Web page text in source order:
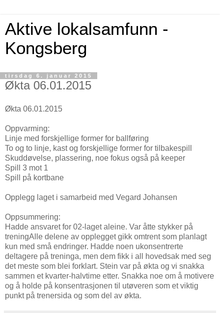
Aktive lokalsamfunn -
Kongsberg
tirsdag 6. januar 2015
Økta 06.01.2015
Økta 06.01.2015
Oppvarming:
Linje med forskjellige former for ballføring
To og to linje, kast og forskjellige former for tilbakespill
Skuddøvelse, plassering, noe fokus også på keeper
Spill 3 mot 1
Spill på kortbane
Opplegg laget i samarbeid med Vegard Johansen
Oppsummering:
Hadde ansvaret for 02-laget aleine. Var åtte stykker på
treningAlle delene av opplegget gikk omtrent som planlagt
kun med små endringer. Hadde noen ukonsentrerte
deltagere på treninga, men dem fikk i all hovedsak med seg
det meste som blei forklart. Stein var på økta og vi snakka
sammen et kvarter-halvtime etter. Snakka noe om å motivere
og å holde på konsentrasjonen til utøveren som et viktig
punkt på trenersida og som del av økta.